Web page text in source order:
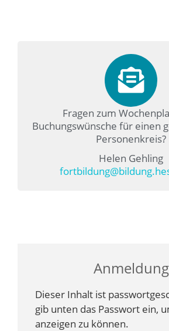
Fragen zum
Buchungswünsche für einen
Personenkreis?
Helen Gehling
Anmeldung
Dieser Inhalt ist
gib unten das Passwort ein,
anzeigen zu können.